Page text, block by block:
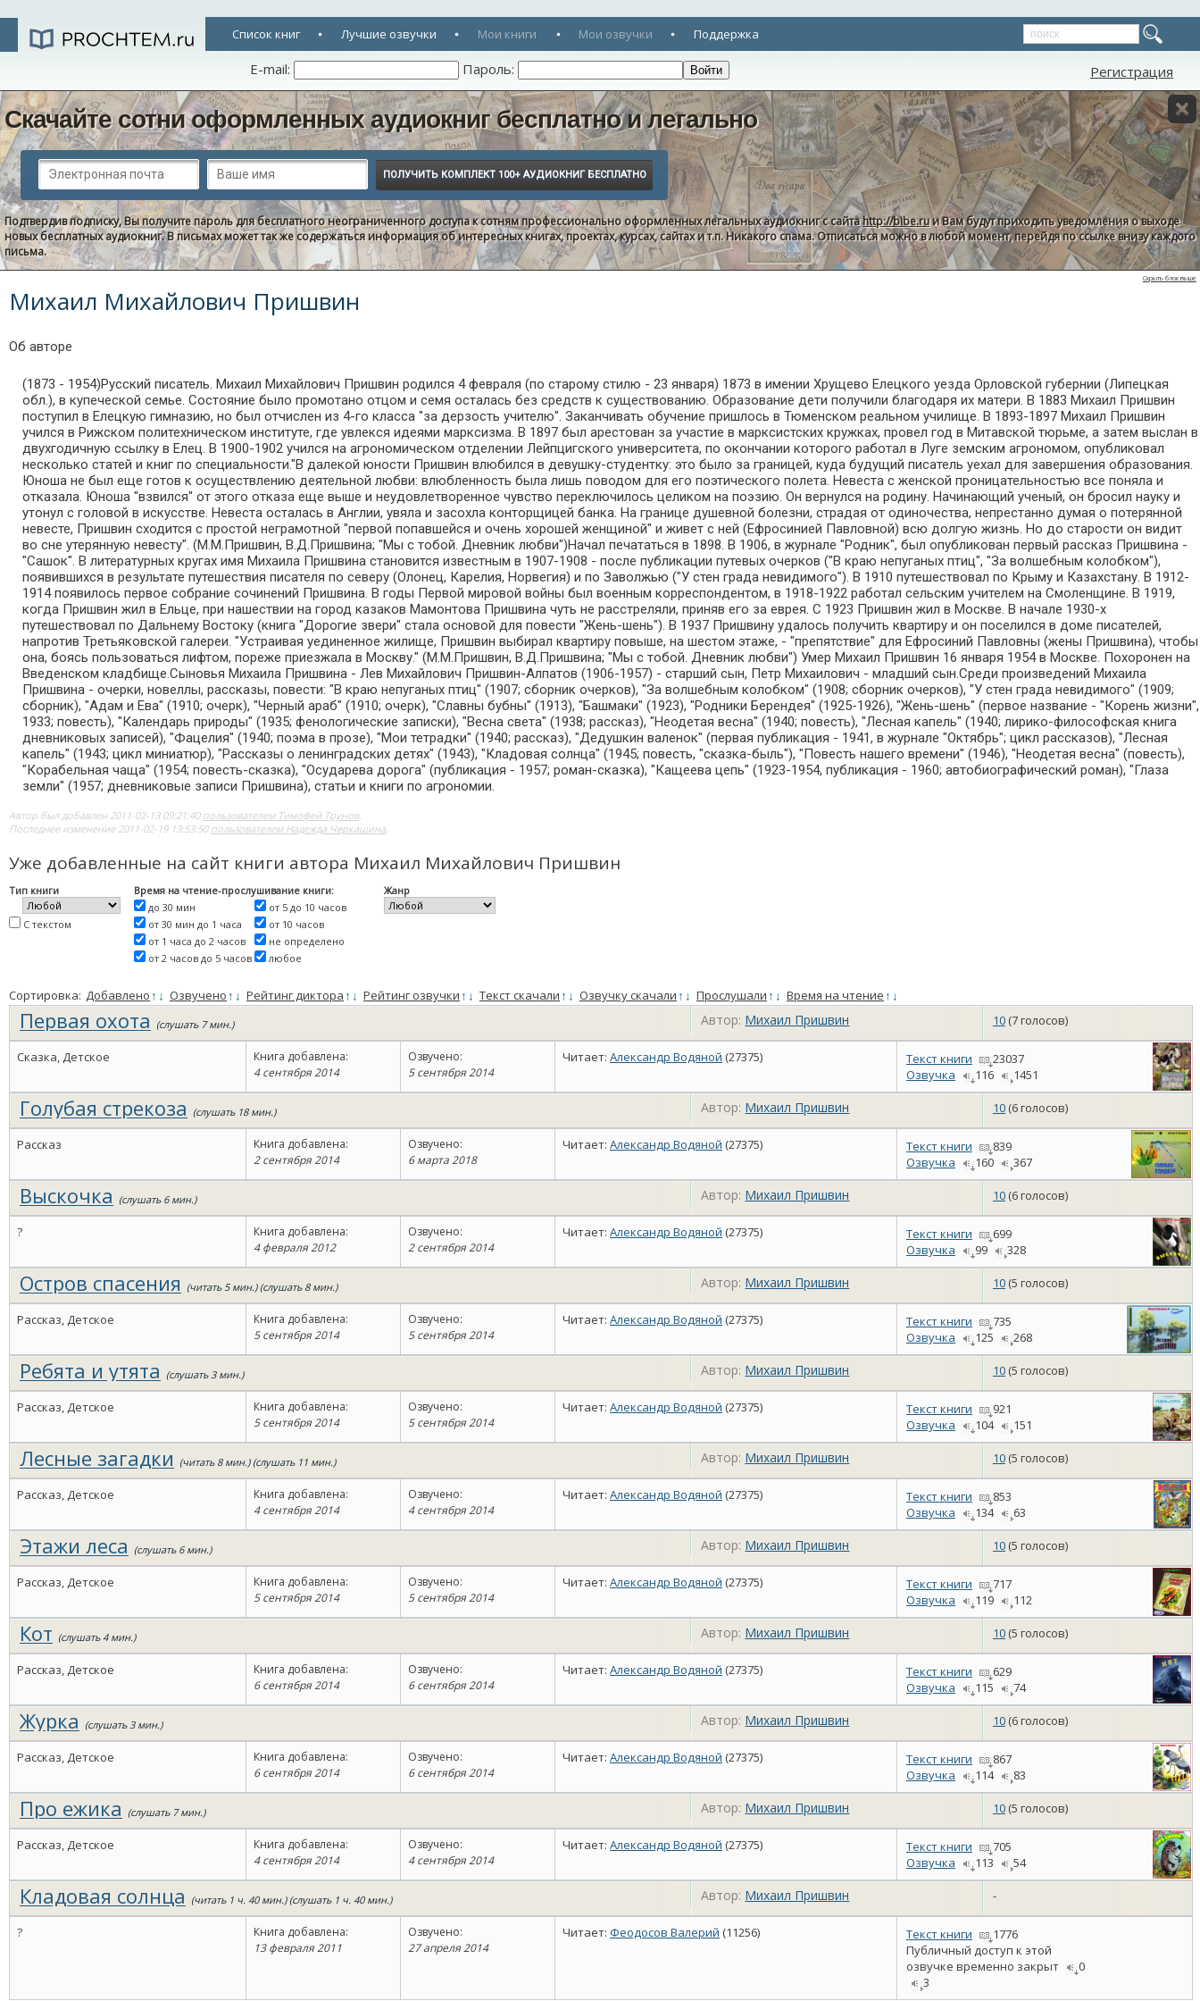
Список книг Лучшие озвучки Мои книги Мои озвучки Поддержка
E-mail: Пароль: Регистрация
Скачайте сотни оформленных аудиокниг бесплатно и легально
Подтвердив подписку, Вы получите пароль для бесплатного неограниченного доступа к сотням профессионально оформленных легальных аудиокниг с сайтаhttp://bibe.ruи Вам будут приходить уведомления о выходе
новых бесплатных аудиокниг. В письмах может так же содержаться информация об интересных книгах, проектах, курсах, сайтах и т.п. Никакого спама. Отписаться можно в любой момент, перейдя по ссылке внизу каждого
письма.
Скрыть блок выше
Михаил Михайлович Пришвин
Об авторе
(1873 - 1954)Русский писатель. Михаил Михайлович Пришвин родился 4 февраля (по старому стилю - 23 января) 1873 в имении Хрущево Елецкого уезда Орловской губернии (Липецкая
обл.), в купеческой семье. Состояние было промотано отцом и семя осталась без средств к существованию. Образование дети получили благодаря их матери. В 1883 Михаил Пришвин
поступил в Елецкую гимназию, но был отчислен из 4-го класса "за дерзость учителю". Заканчивать обучение пришлось в Тюменском реальном училище. В 1893-1897 Михаил Пришвин
учился в Рижском политехническом институте, где увлекся идеями марксизма. В 1897 был арестован за участие в марксистских кружках, провел год в Митавской тюрьме, а затем выслан в
двухгодичную ссылку в Елец. В 1900-1902 учился на агрономическом отделении Лейпцигского университета, по окончании которого работал в Луге земским агрономом, опубликовал
несколько статей и книг по специальности."В далекой юности Пришвин влюбился в девушку-студентку: это было за границей, куда будущий писатель уехал для завершения образования.
Юноша не был еще готов к осуществлению деятельной любви: влюбленность была лишь поводом для его поэтического полета. Невеста с женской проницательностью все поняла и
отказала. Юноша "взвился" от этого отказа еще выше и неудовлетворенное чувство переключилось целиком на поэзию. Он вернулся на родину. Начинающий ученый, он бросил науку и
утонул с головой в искусстве. Невеста осталась в Англии, увяла и засохла конторщицей банка. На границе душевной болезни, страдая от одиночества, непрестанно думая о потерянной
невесте, Пришвин сходится с простой неграмотной "первой попавшейся и очень хорошей женщиной" и живет с ней (Ефросинией Павловной) всю долгую жизнь. Но до старости он видит
во сне утерянную невесту". (М.М.Пришвин, В.Д.Пришвина; "Мы с тобой. Дневник любви")Начал печататься в 1898. В 1906, в журнале "Родник", был опубликован первый рассказ Пришвина -
"Сашок". В литературных кругах имя Михаила Пришвина становится известным в 1907-1908 - после публикации путевых очерков ("В краю непуганых птиц", "За волшебным колобком"),
появившихся в результате путешествия писателя по северу (Олонец, Карелия, Норвегия) и по Заволжью ("У стен града невидимого"). В 1910 путешествовал по Крыму и Казахстану. В 1912-
1914 появилось первое собрание сочинений Пришвина. В годы Первой мировой войны был военным корреспондентом, в 1918-1922 работал сельским учителем на Смоленщине. В 1919,
когда Пришвин жил в Ельце, при нашествии на город казаков Мамонтова Пришвина чуть не расстреляли, приняв его за еврея. С 1923 Пришвин жил в Москве. В начале 1930-х
путешествовал по Дальнему Востоку (книга "Дорогие звери" стала основой для повести "Жень-шень"). В 1937 Пришвину удалось получить квартиру и он поселился в доме писателей,
напротив Третьяковской галереи. "Устраивая уединенное жилище, Пришвин выбирал квартиру повыше, на шестом этаже, - "препятствие" для Ефросиний Павловны (жены Пришвина), чтобы
она, боясь пользоваться лифтом, пореже приезжала в Москву." (М.М.Пришвин, В.Д.Пришвина; "Мы с тобой. Дневник любви") Умер Михаил Пришвин 16 января 1954 в Москве. Похоронен на
Введенском кладбище.Сыновья Михаила Пришвина - Лев Михайлович Пришвин-Алпатов (1906-1957) - старший сын, Петр Михаилович - младший сын.Среди произведений Михаила
Пришвина - очерки, новеллы, рассказы, повести: "В краю непуганых птиц" (1907; сборник очерков), "За волшебным колобком" (1908; сборник очерков), "У стен града невидимого" (1909;
сборник), "Адам и Ева" (1910; очерк), "Черный араб" (1910; очерк), "Славны бубны" (1913), "Башмаки" (1923), "Родники Берендея" (1925-1926), "Жень-шень" (первое название - "Корень жизни",
1933; повесть), "Календарь природы" (1935; фенологические записки), "Весна света" (1938; рассказ), "Неодетая весна" (1940; повесть), "Лесная капель" (1940; лирико-философская книга
дневниковых записей), "Фацелия" (1940; поэма в прозе), "Мои тетрадки" (1940; рассказ), "Дедушкин валенок" (первая публикация - 1941, в журнале "Октябрь"; цикл рассказов), "Лесная
капель" (1943; цикл миниатюр), "Рассказы о ленинградских детях" (1943), "Кладовая солнца" (1945; повесть, "сказка-быль"), "Повесть нашего времени" (1946), "Неодетая весна" (повесть),
"Корабельная чаща" (1954; повесть-сказка), "Осударева дорога" (публикация - 1957; роман-сказка), "Кащеева цепь" (1923-1954, публикация - 1960; автобиографический роман), "Глаза
земли" (1957; дневниковые записи Пришвина), статьи и книги по агрономии.
Автор был добавлен 2011-02-13 09:21:40 пользователем Тимофей Трунов.
Последнее изменение 2011-02-19 13:53:50 пользователем Надежда Черкашина.
Уже добавленные на сайт книги автора Михаил Михайлович Пришвин
Тип книги
С текстом
Время на чтение-прослушивание книги:
до 30 мин
от 30 мин до 1 часа
от 1 часа до 2 часов
от 2 часов до 5 часов
от 5 до 10 часов
от 10 часов
не определено
любое
Жанр
Сортировка: Добавлено↑ ↓ Озвучено↑ ↓ Рейтинг диктора↑ ↓ Рейтинг озвучки↑ ↓ Текст скачали↑ ↓ Озвучку скачали↑ ↓ Прослушали↑ ↓ Время на чтение↑ ↓
Первая охота (слушать 7 мин.) Автор: Михаил Пришвин 10(7 голосов)
Сказка, Детское
Книга добавлена:
4 сентября 2014
Озвучено:
5 сентября 2014
Читает: Александр Водяной (27375) Текст книги
23037
Озвучка
116 1451
Голубая стрекоза (слушать 18 мин.) Автор: Михаил Пришвин 10(6 голосов)
Рассказ
Книга добавлена:
2 сентября 2014
Озвучено:
6 марта 2018
Читает: Александр Водяной (27375) Текст книги
839
Озвучка
160 367
Выскочка (слушать 6 мин.) Автор: Михаил Пришвин 10(6 голосов)
?
Книга добавлена:
4 февраля 2012
Озвучено:
2 сентября 2014
Читает: Александр Водяной (27375) Текст книги
699
Озвучка
99 328
Остров спасения (читать 5 мин.) (слушать 8 мин.) Автор: Михаил Пришвин 10(5 голосов)
Рассказ, Детское
Книга добавлена:
5 сентября 2014
Озвучено:
5 сентября 2014
Читает: Александр Водяной (27375) Текст книги
735
Озвучка
125 268
Ребята и утята (слушать 3 мин.) Автор: Михаил Пришвин 10(5 голосов)
Рассказ, Детское
Книга добавлена:
5 сентября 2014
Озвучено:
5 сентября 2014
Читает: Александр Водяной (27375) Текст книги
921
Озвучка
104 151
Лесные загадки (читать 8 мин.) (слушать 11 мин.) Автор: Михаил Пришвин 10(5 голосов)
Рассказ, Детское
Книга добавлена:
4 сентября 2014
Озвучено:
4 сентября 2014
Читает: Александр Водяной (27375) Текст книги
853
Озвучка
134 63
Этажи леса (слушать 6 мин.) Автор: Михаил Пришвин 10(5 голосов)
Рассказ, Детское
Книга добавлена:
5 сентября 2014
Озвучено:
5 сентября 2014
Читает: Александр Водяной (27375) Текст книги
717
Озвучка
119 112
Кот (слушать 4 мин.) Автор: Михаил Пришвин 10(5 голосов)
Рассказ, Детское
Книга добавлена:
6 сентября 2014
Озвучено:
6 сентября 2014
Читает: Александр Водяной (27375) Текст книги
629
Озвучка
115 74
Журка (слушать 3 мин.) Автор: Михаил Пришвин 10(6 голосов)
Рассказ, Детское
Книга добавлена:
6 сентября 2014
Озвучено:
6 сентября 2014
Читает: Александр Водяной (27375) Текст книги
867
Озвучка
114 83
Про ежика (слушать 7 мин.) Автор: Михаил Пришвин 10(5 голосов)
Рассказ, Детское
Книга добавлена:
4 сентября 2014
Озвучено:
4 сентября 2014
Читает: Александр Водяной (27375) Текст книги
705
Озвучка
113 54
Кладовая солнца (читать 1 ч. 40 мин.) (слушать 1 ч. 40 мин.) Автор: Михаил Пришвин -
?
Книга добавлена:
13 февраля 2011
Озвучено:
27 апреля 2014
Читает: Феодосов Валерий (11256) Текст книги
1776
Публичный доступ к этой
озвучке временно закрыт
0
3